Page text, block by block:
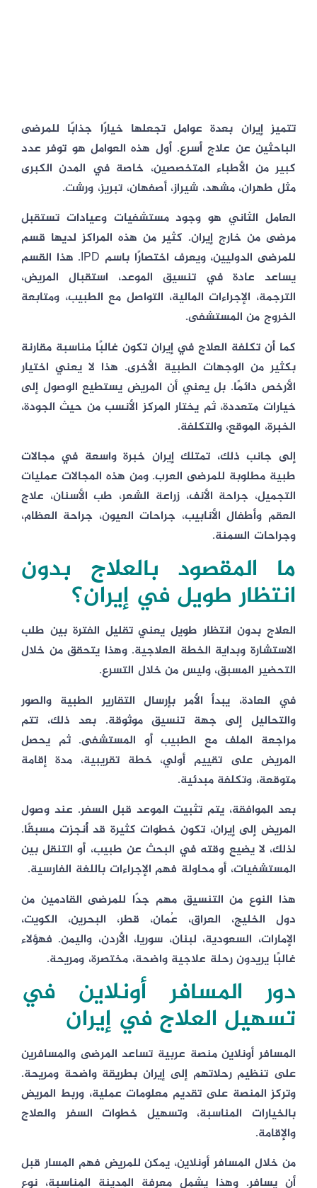
تتميز إيران بعدة عوامل تجعلها خيارًا جذابًا للمرضى
الباحثين عن علاج أسرع. أول هذه العوامل هو توفر عدد
كبير من الأطباء المتخصصين، خاصة في المدن الكبرى
مثل طهران، مشهد، شيراز، أصفهان، تبريز، ورشت.
العامل الثاني هو وجود مستشفيات وعيادات تستقبل
مرضى من خارج إيران. كثير من هذه المراكز لديها قسم
للمرضى الدوليين، ويعرف اختصارًا باسم IPD. هذا القسم
يساعد عادة في تنسيق الموعد، استقبال المريض،
الترجمة، الإجراءات المالية، التواصل مع الطبيب، ومتابعة
الخروج من المستشفى.
كما أن تكلفة العلاج في إيران تكون غالبًا مناسبة مقارنة
بكثير من الوجهات الطبية الأخرى. هذا لا يعني اختيار
الأرخص دائمًا. بل يعني أن المريض يستطيع الوصول إلى
خيارات متعددة، ثم يختار المركز الأنسب من حيث الجودة،
الخبرة، الموقع، والتكلفة.
إلى جانب ذلك، تمتلك إيران خبرة واسعة في مجالات
طبية مطلوبة للمرضى العرب. ومن هذه المجالات عمليات
التجميل، جراحة الأنف، زراعة الشعر، طب الأسنان، علاج
العقم وأطفال الأنابيب، جراحات العيون، جراحة العظام،
وجراحات السمنة.
ما المقصود بالعلاج بدون
انتظار طويل في إيران؟
العلاج بدون انتظار طويل يعني تقليل الفترة بين طلب
الاستشارة وبداية الخطة العلاجية. وهذا يتحقق من خلال
التحضير المسبق، وليس من خلال التسرع.
في العادة، يبدأ الأمر بإرسال التقارير الطبية والصور
والتحاليل إلى جهة تنسيق موثوقة. بعد ذلك، تتم
مراجعة الملف مع الطبيب أو المستشفى. ثم يحصل
المريض على تقييم أولي، خطة تقريبية، مدة إقامة
متوقعة، وتكلفة مبدئية.
بعد الموافقة، يتم تثبيت الموعد قبل السفر. عند وصول
المريض إلى إيران، تكون خطوات كثيرة قد أُنجزت مسبقًا.
لذلك، لا يضيع وقته في البحث عن طبيب، أو التنقل بين
المستشفيات، أو محاولة فهم الإجراءات باللغة الفارسية.
هذا النوع من التنسيق مهم جدًا للمرضى القادمين من
دول الخليج، العراق، عُمان، قطر، البحرين، الكويت،
الإمارات، السعودية، لبنان، سوريا، الأردن، واليمن. فهؤلاء
غالبًا يريدون رحلة علاجية واضحة، مختصرة، ومريحة.
دور المسافر أونلاين في
تسهيل العلاج في إيران
المسافر أونلاين منصة عربية تساعد المرضى والمسافرين
على تنظيم رحلاتهم إلى إيران بطريقة واضحة ومريحة.
وتركز المنصة على تقديم معلومات عملية، وربط المريض
بالخيارات المناسبة، وتسهيل خطوات السفر والعلاج
والإقامة.
من خلال المسافر أونلاين، يمكن للمريض فهم المسار قبل
أن يسافر. وهذا يشمل معرفة المدينة المناسبة، نوع